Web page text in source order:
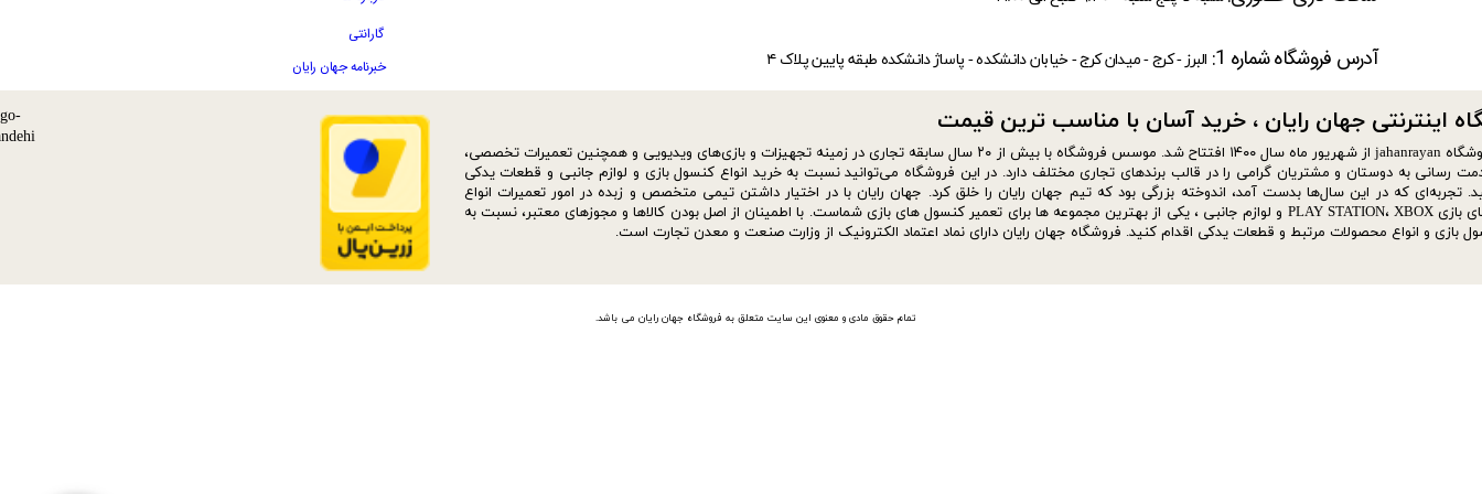
تمام حقوق مادی و معنوی این سایت متعلق به فروشگاه جهان رایان می باشد.
سایت فروشگاه jahanrayan از شهریور ماه سال ۱۴۰۰ افتتاح شد. موسس فروشگاه با بیش از ۲۰ سال سابقه تجاری در زمینه تجهیزات و بازی‌های ویدیویی و همچنین تعمیرات تخصصی،
رسانی به دوستان و مشتریان گرامی را در قالب برندهای تجاری مختلف دارد. در این فروشگاه می‌توانید نسبت به خرید انواع کنسول بازی و لوازم جانبی و قطعات یدکی‌
تجربه‌ای که در این سال‌ها بدست آمد، اندوخته بزرگی بود که تیم جهان رایان را خلق کرد. جهان رایان با در اختیار داشتن تیمی متخصص و زبده در امور تعمیرات انواع
کنسول های بازی PLAY STATION، XBOX و لوازم جانبی ، یکی از بهترین مجموعه ها برای تعمیر کنسول های بازی شماست. با اطمینان از اصل بودن کالاها و مجوزهای معتبر، نسبت به
بازی و انواع محصولات مرتبط و قطعات یدکی اقدام کنید. فروشگاه جهان رایان دارای نماد اعتماد الکترونیک از وزارت صنعت و معدن تجارت است.
اینترنتی جهان رایان ، خرید آسان با مناسب ترین قیمت​​​​​​​
گارانتی
خبرنامه جهان رایان
آدرس فروشگاه شماره 1: البرز - کرج - میدان کرج - خیابان دانشکده - پاساژ دانشکده طبقه پایین پلاک ۴